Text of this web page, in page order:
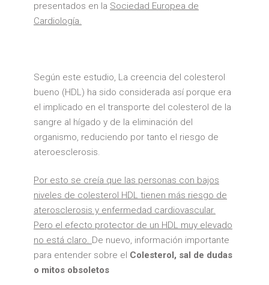
presentados en la Sociedad Europea de
Cardiología.
Según este estudio, La creencia del colesterol
bueno (HDL) ha sido considerada así porque era
el implicado en el transporte del colesterol de la
sangre al hígado y de la eliminación del
organismo, reduciendo por tanto el riesgo de
ateroesclerosis.
Por esto se creía que las personas con bajos
niveles de colesterol HDL tienen más riesgo de
aterosclerosis y enfermedad cardiovascular.
Pero el efecto protector de un HDL muy elevado
no está claro. De nuevo, información importante
para entender sobre el Colesterol, sal de dudas
o mitos obsoletos